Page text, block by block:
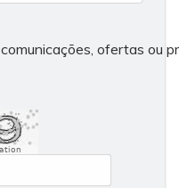
ofertas ou